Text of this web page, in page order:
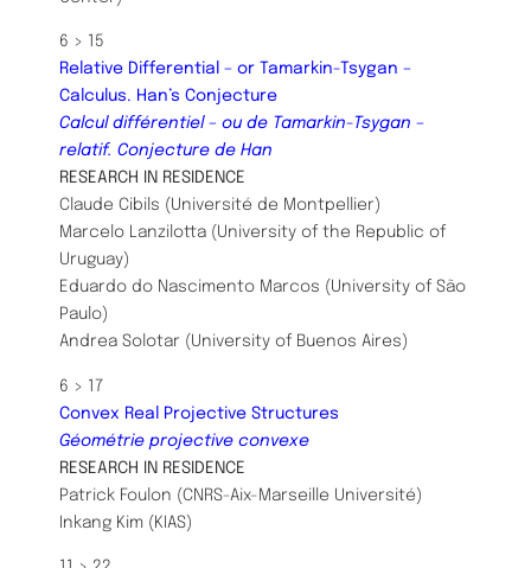
6 > 15
Relative Differential – or Tamarkin-Tsygan –
Calculus. Han’s Conjecture
Calcul différentiel – ou de Tamarkin-Tsygan –
relatif. Conjecture de Han
​​​RESEARCH IN RESIDENCE
Claude Cibils (Université de Montpellier)
Marcelo Lanzilotta (University of the Republic of
Uruguay)
Eduardo do Nascimento Marcos (University of São
Paulo)
Andrea Solotar (University of Buenos Aires)
6 > 17
Convex Real Projective Structures
Géométrie projective convexe
​RESEARCH IN RESIDENCE
Patrick Foulon (CNRS-Aix-Marseille Université)
Inkang Kim (KIAS)